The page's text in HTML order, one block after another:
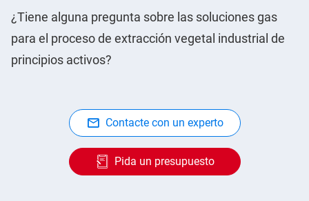
¿Tiene alguna pregunta sobre las soluciones gas
para el proceso de extracción vegetal industrial de
principios activos?
Contacte con un experto
Pida un presupuesto